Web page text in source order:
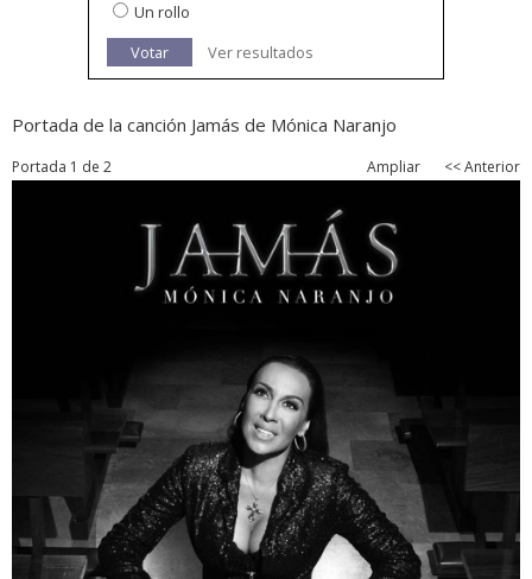
Un rollo
Votar
Ver resultados
Portada de la canción Jamás de Mónica Naranjo
Portada 1 de 2 Ampliar << Anterior